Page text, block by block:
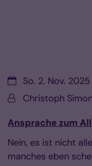
Datum:So. 2. Nov. 2025
Von:Christoph
Ansprache zum
Nein, es ist nicht
manches eben